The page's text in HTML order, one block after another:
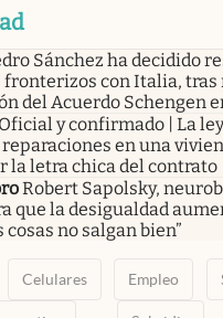
Sánchez ha decidido
con Italia, tras
del Acuerdo Schengen
Oficial y confirmado | La
en una
la letra chica del contrato
Robert Sapolsky,
que la desigualdad
cosas no salgan bien”
Celulares Empleo